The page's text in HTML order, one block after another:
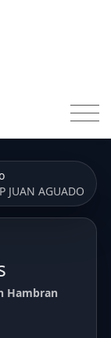
JUAN AGUADO
Hambran